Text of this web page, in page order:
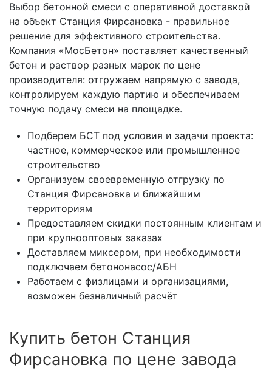
Выбор бетонной смеси с оперативной доставкой
на объект Станция Фирсановка - правильное
решение для эффективного строительства.
Компания «МосБетон» поставляет качественный
бетон и раствор разных марок по цене
производителя: отгружаем напрямую с завода,
контролируем каждую партию и обеспечиваем
точную подачу смеси на площадке.
Подберем БСТ под условия и задачи проекта:
частное, коммерческое или промышленное
строительство
Организуем своевременную отгрузку по
Станция Фирсановка и ближайшим
территориям
Предоставляем скидки постоянным клиентам и
при крупнооптовых заказах
Доставляем миксером, при необходимости
подключаем бетононасос/АБН
Работаем с физлицами и организациями,
возможен безналичный расчёт
Купить бетон Станция
Фирсановка по цене завода